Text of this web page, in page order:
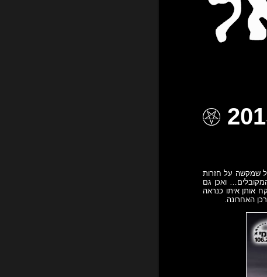
שמקשה על חזרות
ואכן גם
אותן איתו כנראה